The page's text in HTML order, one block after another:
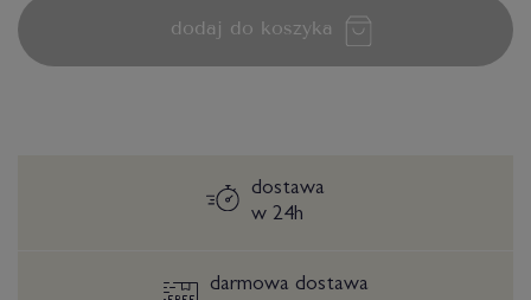
dodaj do koszyka
dostawa
w 24h
darmowa dostawa